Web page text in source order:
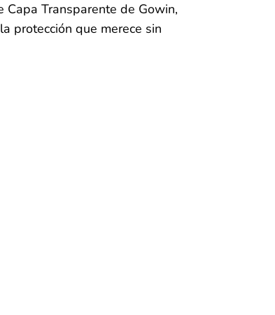
Capa Transparente de Gowin,
protección que merece sin